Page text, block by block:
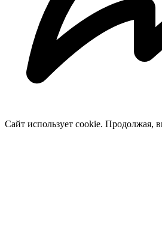
Сайт использует cookie. Продолжая,